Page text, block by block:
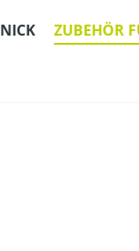
ZUBEHÖR